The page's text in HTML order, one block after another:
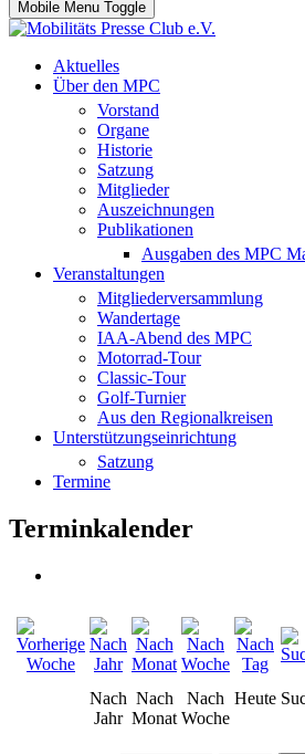
Mobile Menu Toggle
Aktuelles
Über den MPC
Vorstand
Organe
Historie
Satzung
Mitglieder
Auszeichnungen
Publikationen
Ausgaben des MPC
Veranstaltungen
Mitgliederversammlung
Wandertage
IAA-Abend des MPC
Motorrad-Tour
Classic-Tour
Golf-Turnier
Aus den Regionalkreisen
Unterstützungseinrichtung
Satzung
Termine
Terminkalender
Nach
Jahr
Nach
Monat
Nach
Woche
Heute